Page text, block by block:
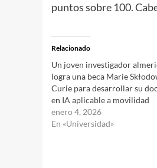
puntos sobre 100.
Relacionado
Un joven investigador
logra una beca Marie
Curie para desarrollar su
en IA aplicable a movilidad
enero 4, 2026
En «Universidad»